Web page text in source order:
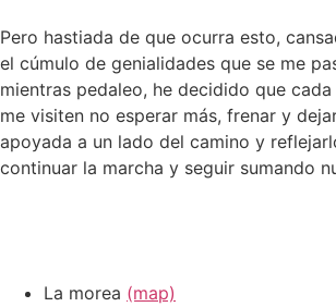
Pero hastiada de que ocurra esto,
el cúmulo de genialidades que se me
mientras pedaleo, he decidido que
me visiten no esperar más, frenar y
apoyada a un lado del camino y
continuar la marcha y seguir sumando
La morea (map)